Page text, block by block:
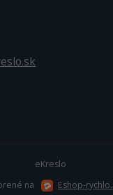
eKreslo
na
Eshop-